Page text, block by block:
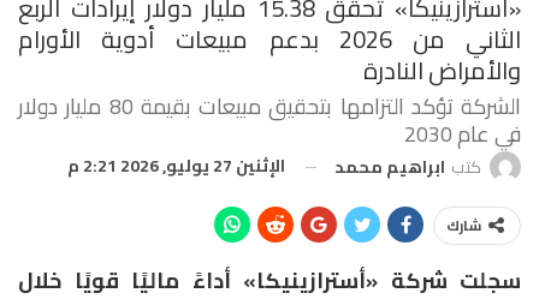
الثاني من 2026 بدعم مبيعات أدوية الأورام
والأمراض النادرة
الشركة تؤكد التزامها بتحقيق مبيعات بقيمة 80 مليار دولار
في عام 2030
كتب ابراهيم محمد الإثنين 27 يوليو, 2026 2:21 م
شارك
سجلت شركة «أسترازينيكا» أداءً ماليًا قويًا خلال